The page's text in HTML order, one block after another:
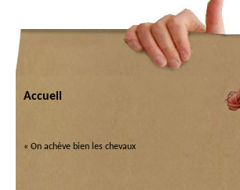
Accueil
« On achève bien les chevaux